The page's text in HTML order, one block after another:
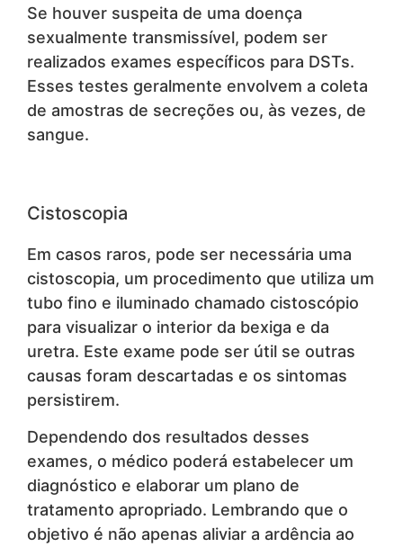
Se houver suspeita de uma doença
sexualmente transmissível, podem ser
realizados exames específicos para DSTs.
Esses testes geralmente envolvem a coleta
de amostras de secreções ou, às vezes, de
sangue.
Cistoscopia
Em casos raros, pode ser necessária uma
cistoscopia, um procedimento que utiliza um
tubo fino e iluminado chamado cistoscópio
para visualizar o interior da bexiga e da
uretra. Este exame pode ser útil se outras
causas foram descartadas e os sintomas
persistirem.
Dependendo dos resultados desses
exames, o médico poderá estabelecer um
diagnóstico e elaborar um plano de
tratamento apropriado. Lembrando que o
objetivo é não apenas aliviar a ardência ao